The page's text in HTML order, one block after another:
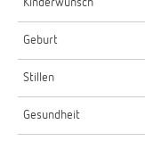
Kinderwunsch
Geburt
Stillen
Gesundheit